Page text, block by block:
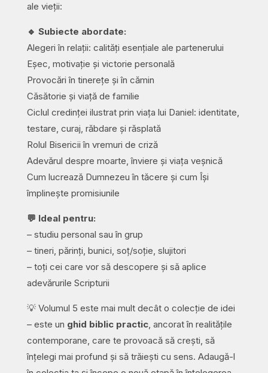
ale vieții:
🔹 Subiecte abordate:
Alegeri în relații: calități esențiale ale partenerului
Eșec, motivație și victorie personală
Provocări în tinerețe și în cămin
Căsătorie și viață de familie
Ciclul credinței ilustrat prin viața lui Daniel: identitate,
testare, curaj, răbdare și răsplată
Rolul Bisericii în vremuri de criză
Adevărul despre moarte, înviere și viața veșnică
Cum lucrează Dumnezeu în tăcere și cum Își
împlinește promisiunile
💬 Ideal pentru:
– studiu personal sau în grup
– tineri, părinți, bunici, soț/soție, slujitori
– toți cei care vor să descopere și să aplice
adevărurile Scripturii
💡 Volumul 5 este mai mult decât o colecție de idei
– este un ghid biblic practic, ancorat în realitățile
contemporane, care te provoacă să crești, să
înțelegi mai profund și să trăiești cu sens. Adaugă-l